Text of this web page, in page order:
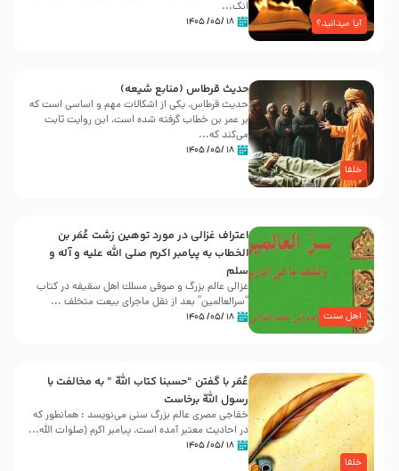
آیا میدانید؟
انک...
۱۸ /۰۵/ ۱۴۰۵
خلفا
حدیث قرطاس (منابع شیعه)
حدیث قرطاس، یکی از اشکالات مهم و اساسی است که
بر عمر بن خطاب گرفته شده است، این روایت ثابت
می‌کند که...
۱۸ /۰۵/ ۱۴۰۵
اهل سنت
اعتراف غزالی در مورد توهین زشت عُمَر بن
الخطاب به پیامبر اکرم صلی الله علیه و آله و
سلم
غزالی عالم بزرگ و صوفی مسلك اهل سقيفه در کتاب
“سرالعالمین” بعد از نقل ماجرای بیعت متخلف ...
۱۸ /۰۵/ ۱۴۰۵
خلفا
عُمَر با گفتن “حسبنا كتاب اللّه ” به مخالفت با
رسول اللّه برخاست
خفاجی مصری عالم بزرگ سنی می‌نویسد : همانطور که
در احادیث معتبر آمده است، پیامبر اکرم (صلوات اللّه...
۱۸ /۰۵/ ۱۴۰۵